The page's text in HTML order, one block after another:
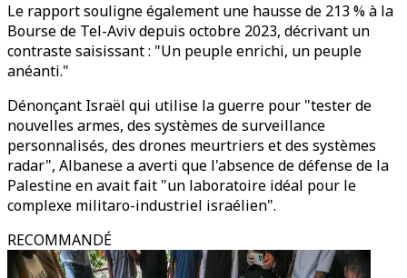
Le rapport souligne également une hausse de 213 % à la
Bourse de Tel-Aviv depuis octobre 2023, décrivant un
contraste saisissant : "Un peuple enrichi, un peuple
anéanti."
Dénonçant Israël qui utilise la guerre pour "tester de
nouvelles armes, des systèmes de surveillance
personnalisés, des drones meurtriers et des systèmes
radar", Albanese a averti que l'absence de défense de la
Palestine en avait fait "un laboratoire idéal pour le
complexe militaro-industriel israélien".
RECOMMANDÉ